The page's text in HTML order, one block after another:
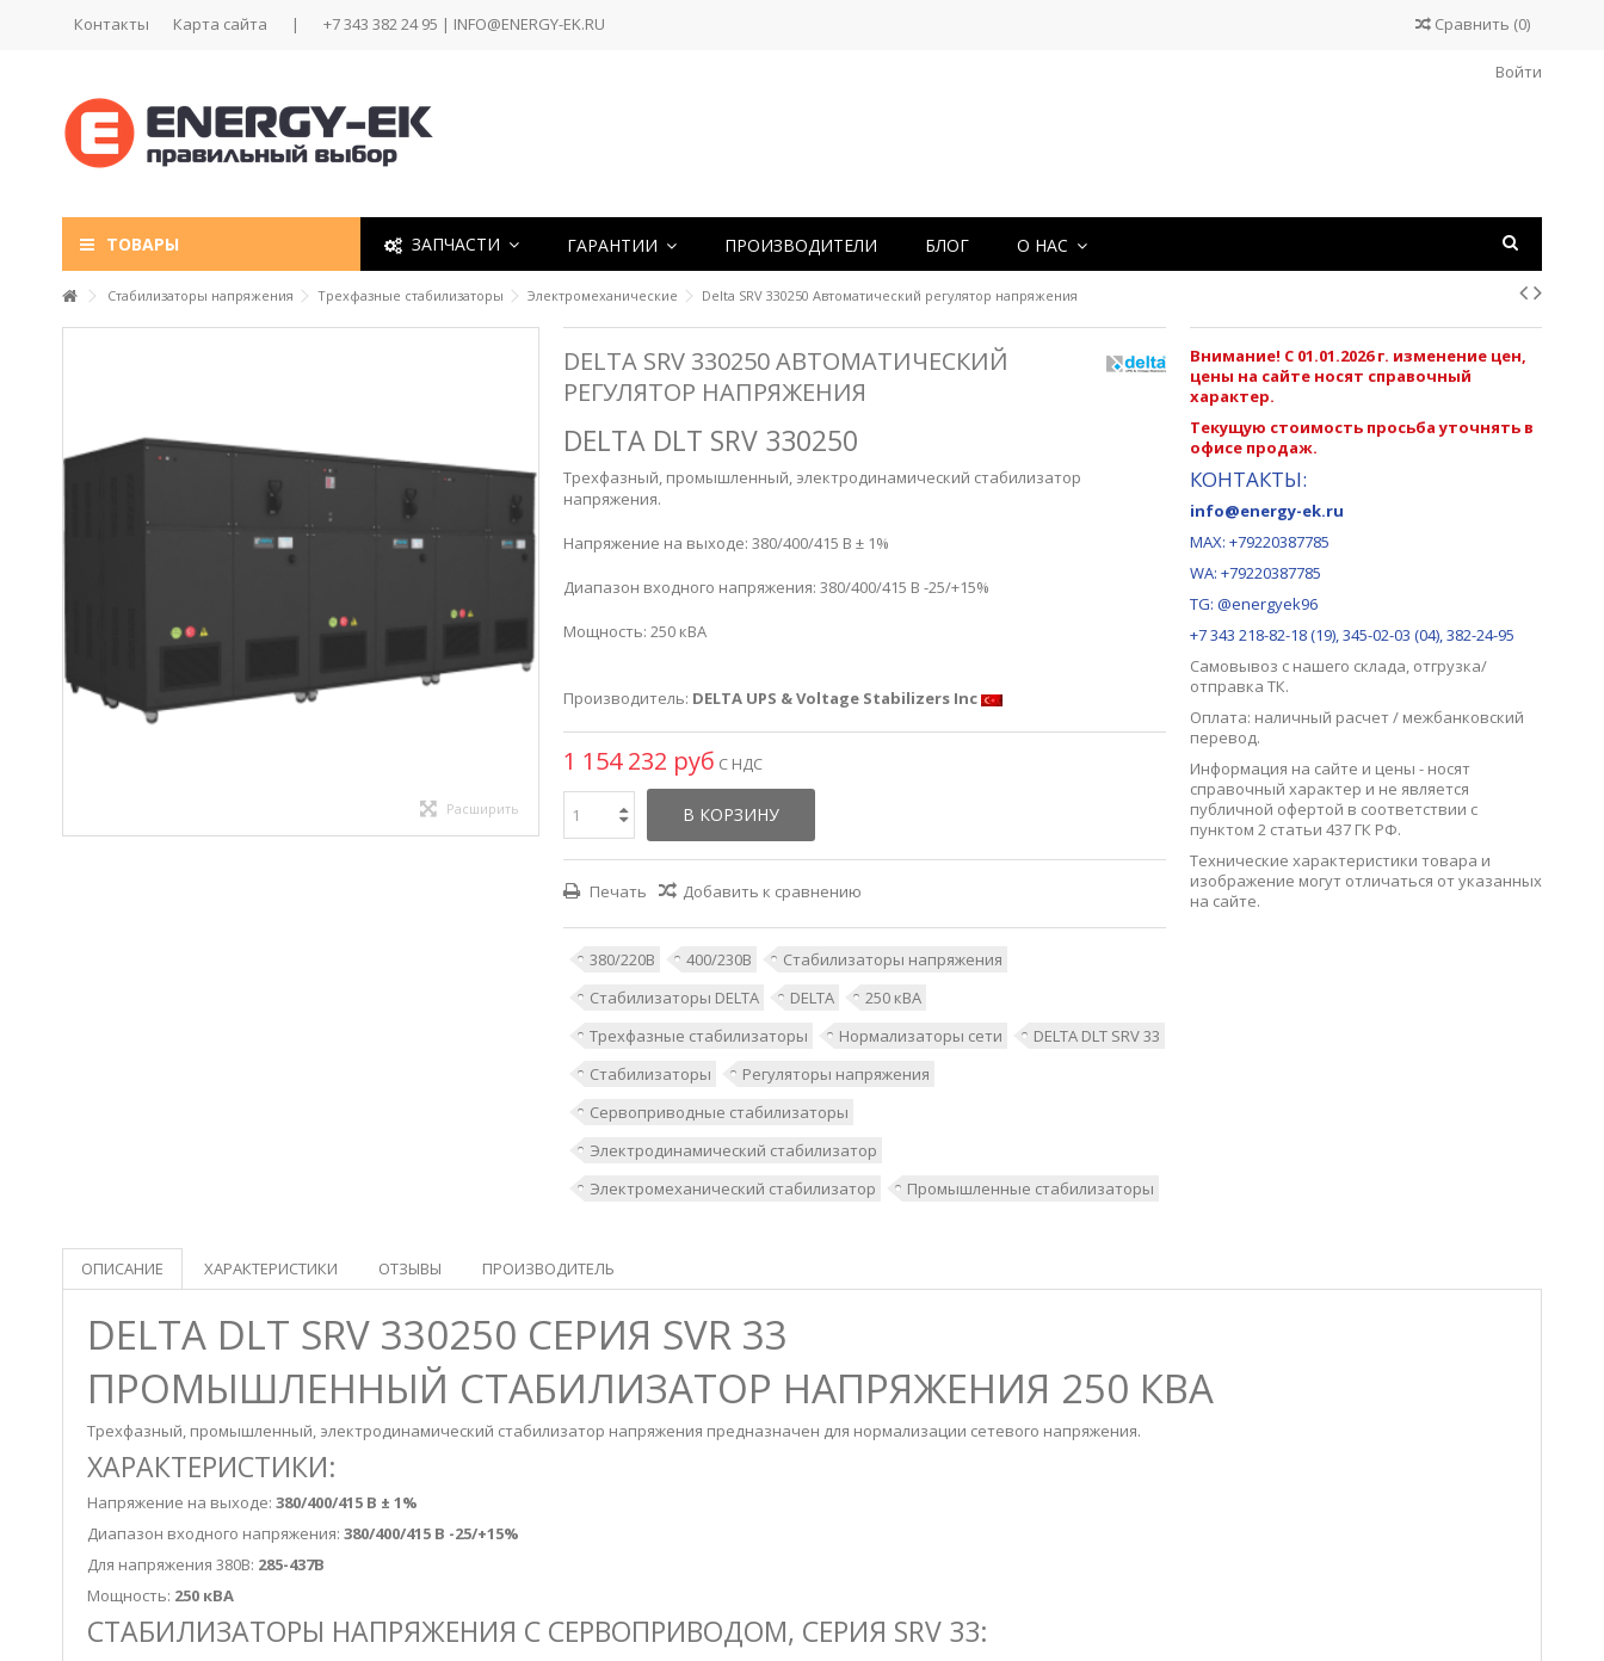
Контакты Карта сайта | +7 343 382 24 95 | INFO@ENERGY-EK.RU Сравнить (0)
Войти
ТОВАРЫ ЗАПЧАСТИ ГАРАНТИИ ПРОИЗВОДИТЕЛИ БЛОГ О НАС
Стабилизаторы напряжения Трехфазные стабилизаторы Электромеханические Delta SRV 330250 Автоматический регулятор напряжения
Расширить
DELTA SRV 330250 АВТОМАТИЧЕСКИЙ
РЕГУЛЯТОР НАПРЯЖЕНИЯ
DELTA DLT SRV 330250
Трехфазный, промышленный, электродинамический стабилизатор
напряжения.
Напряжение на выходе: 380/400/415 В ± 1%
Диапазон входного напряжения: 380/400/415 В -25/+15%
Мощность: 250 кВА
Производитель: DELTA UPS & Voltage Stabilizers Inc
1 154 232 руб С НДС
В КОРЗИНУ
Печать Добавить к сравнению
380/220В 400/230В
Стабилизаторы напряжения
Стабилизаторы DELTA
DELTA
250 кВА
Трехфазные стабилизаторы
Нормализаторы сети
DELTA DLT SRV 33
Стабилизаторы
Регуляторы напряжения
Сервоприводные стабилизаторы
Электродинамический стабилизатор
Электромеханический стабилизатор
Промышленные стабилизаторы
Внимание! С 01.01.2026 г. изменение цен,
цены на сайте носят справочный
характер.
Текущую стоимость просьба уточнять в
офисе продаж.
КОНТАКТЫ:
info@energy-ek.ru
MAX: +79220387785
WA: +79220387785
TG: @energyek96
+7 343 218-82-18 (19), 345-02-03 (04), 382-24-95
Самовывоз с нашего склада, отгрузка/
отправка ТК.
Оплата: наличный расчет / межбанковский
перевод.
Информация на сайте и цены - носят
справочный характер и не является
публичной офертой в соответствии с
пунктом 2 статьи 437 ГК РФ.
Технические характеристики товара и
изображение могут отличаться от указанных
на сайте.
ОПИСАНИЕ ХАРАКТЕРИСТИКИ ОТЗЫВЫ ПРОИЗВОДИТЕЛЬ
DELTA DLT SRV 330250 СЕРИЯ SVR 33
ПРОМЫШЛЕННЫЙ СТАБИЛИЗАТОР НАПРЯЖЕНИЯ 250 КВА
Трехфазный, промышленный, электродинамический стабилизатор напряжения предназначен для нормализации сетевого напряжения.
ХАРАКТЕРИСТИКИ:
Напряжение на выходе: 380/400/415 В ± 1%
Диапазон входного напряжения: 380/400/415 В -25/+15%
Для напряжения 380В: 285-437В
Мощность: 250 кВА
СТАБИЛИЗАТОРЫ НАПРЯЖЕНИЯ С СЕРВОПРИВОДОМ, СЕРИЯ SRV 33: